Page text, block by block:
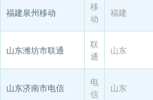
福建泉州移动
移
动
福建
山东潍坊市联通
联
通
山东
山东济南市电信
电
信
山东